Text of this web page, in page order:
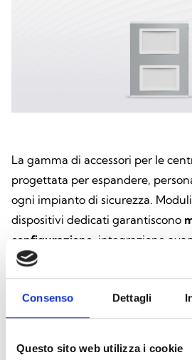
Consenso Dettagli
Questo sito web utilizza i cookie
La gamma di accessori per le
progettata per espandere,
ogni impianto di sicurezza.
dispositivi dedicati garantiscono
configurazione , integrazione
affidabili, anche nei sistemi più
Esplora tutti i